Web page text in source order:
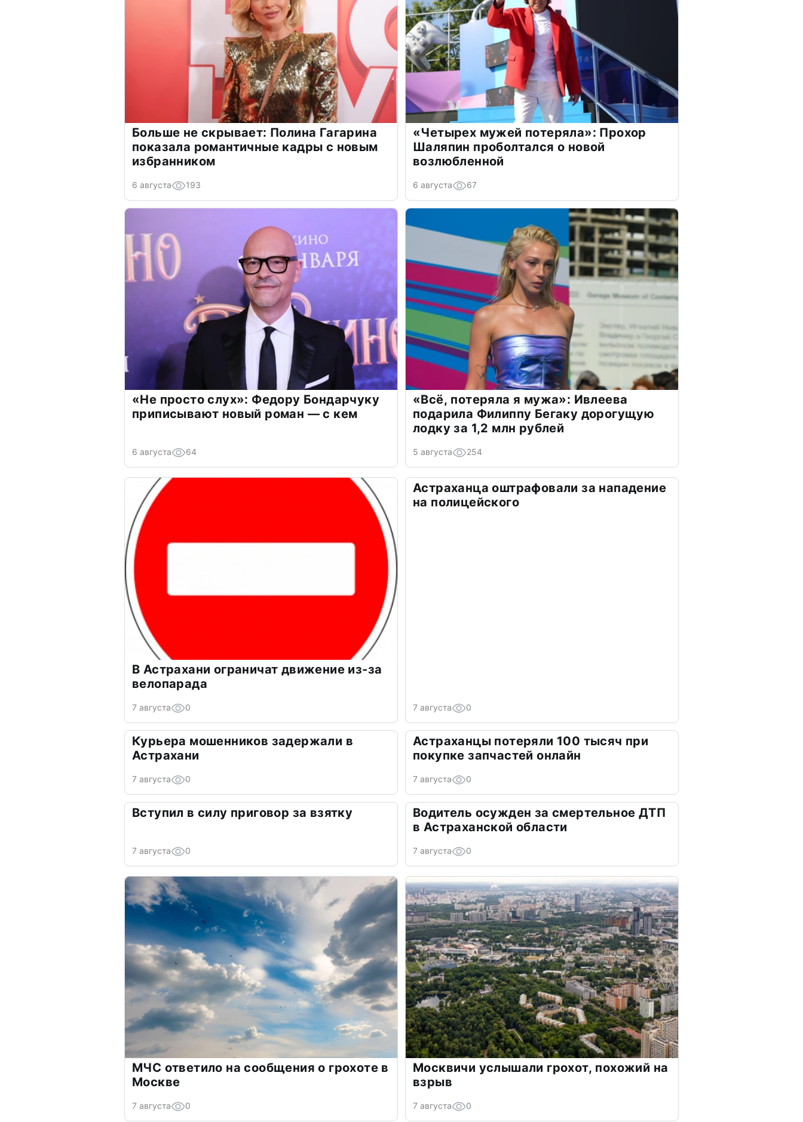
Больше не скрывает: Полина Гагарина
показала романтичные кадры с новым
избранником
6 августа 193
«Четырех мужей потеряла»: Прохор
Шаляпин проболтался о новой
возлюбленной
6 августа 67
«Не просто слух»: Федору Бондарчуку
приписывают новый роман — с кем
6 августа 64
«Всё, потеряла я мужа»: Ивлеева
подарила Филиппу Бегаку дорогущую
лодку за 1,2 млн рублей
5 августа 254
В Астрахани ограничат движение из-за
велопарада
7 августа 0
Астраханца оштрафовали за нападение
на полицейского
7 августа 0
Курьера мошенников задержали в
Астрахани
7 августа 0
Астраханцы потеряли 100 тысяч при
покупке запчастей онлайн
7 августа 0
Вступил в силу приговор за взятку
7 августа 0
Водитель осужден за смертельное ДТП
в Астраханской области
7 августа 0
МЧС ответило на сообщения о грохоте в
Москве
7 августа 0
Москвичи услышали грохот, похожий на
взрыв
7 августа 0